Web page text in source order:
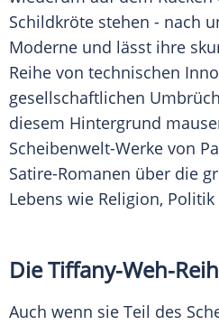
Schildkröte stehen - nach
Moderne und lässt ihre
Reihe von technischen
gesellschaftlichen
diesem Hintergrund
Scheibenwelt-Werke von
Satire-Romanen über die
Lebens wie Religion,
Die Tiffany-Weh-
Auch wenn sie Teil des